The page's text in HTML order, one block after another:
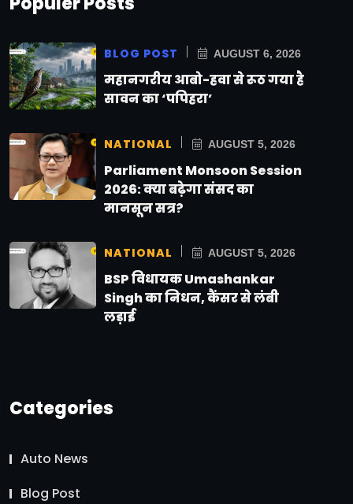
BLOG POST AUGUST 6, 2026
महानगरीय आबो-हवा से रूठ गया है
सावन का ‘पपिहरा’
NATIONAL AUGUST 5, 2026
Parliament Monsoon Session
2026: क्या बढ़ेगा संसद का
मानसून सत्र?
NATIONAL AUGUST 5, 2026
BSP विधायक Umashankar
Singh का निधन, कैंसर से लंबी
लड़ाई
Categories
Auto News
Blog Post